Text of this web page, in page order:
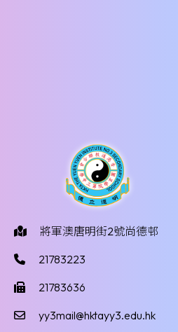
將軍澳唐明街2號尚德邨
21783223
21783636
yy3mail@hktayy3.edu.hk